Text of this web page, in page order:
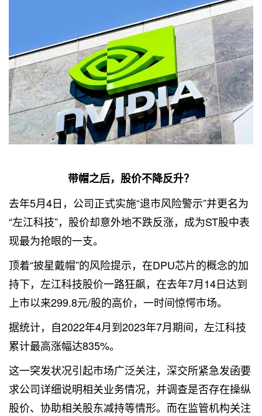
带帽之后，股价不降反升？
去年5月4日，公司正式实施“退市风险警示”并更名为
“左江科技”，股价却意外地不跌反涨，成为ST股中表
现最为抢眼的一支。
顶着“披星戴帽”的风险提示，在DPU芯片的概念的加
持下，左江科技股价一路狂飙，在去年7月14日达到
上市以来299.8元/股的高价，一时间惊愕市场。
据统计，自2022年4月到2023年7月期间，左江科技
累计最高涨幅达835%。
这一突发状况引起市场广泛关注，深交所紧急发函要
求公司详细说明相关业务情况，并调查是否存在操纵
股价、协助相关股东减持等情形。而在监管机构关注